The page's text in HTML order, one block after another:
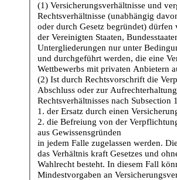
(1) Versicherungsverhältnisse und
Rechtsverhältnisse (unabhängig
oder durch Gesetz begründet)
der Vereinigten Staaten,
Untergliederungen nur unter
und durchgeführt werden, die eine
Wettbewerbs mit privaten Anbietern
(2) Ist durch Rechtsvorschrift die
Abschluss oder zur
Rechtsverhältnisses nach Subsection
1. der Ersatz durch einen
2. die Befreiung von der
aus Gewissensgründen
in jedem Falle zugelassen werden.
das Verhältnis kraft Gesetzes und
Wahlrecht besteht. In diesem Fall
Mindestvorgaben an